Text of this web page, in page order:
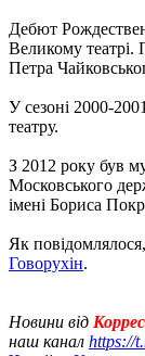
Дебют
Великому театрі.
Петра
У сезоні 2000-
театру.
З 2012 року був
Московського
імені Бориса
Як
Говорухін.
Новини від
наш канал https://